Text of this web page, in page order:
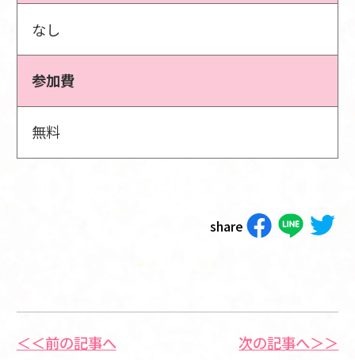
なし
参加費
無料
share
＜＜前の記事へ 次の記事へ＞＞